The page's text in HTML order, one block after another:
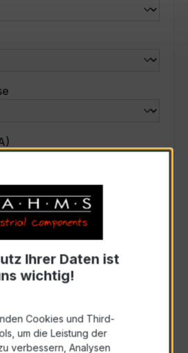
hinzufügen
Ihrer Daten ist
wichtig!
Cookies und Third-
um die Leistung der
verbessern, Analysen